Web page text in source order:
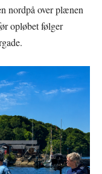
nordpå over plænen
opløbet følger